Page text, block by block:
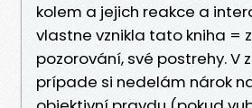
kolem a jejich reakce a
vlastne vznikla tato kniha =
pozorování, své postrehy. V
prípade si nedelám nárok